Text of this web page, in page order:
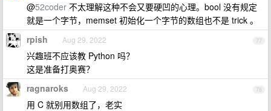
@52coder 不太理解这种不会又要硬凹的心理。bool 没有规定
就是一个字节，memset 初始化一个字节的数组也不是 trick 。
77
rpish Aug 29, 2022
兴趣班不应该教 Python 吗？
这是准备打奥赛？
78
ragnaroks Aug 29, 2022
用 C 就别用数组了，老实